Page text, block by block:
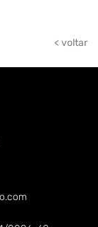
< voltar